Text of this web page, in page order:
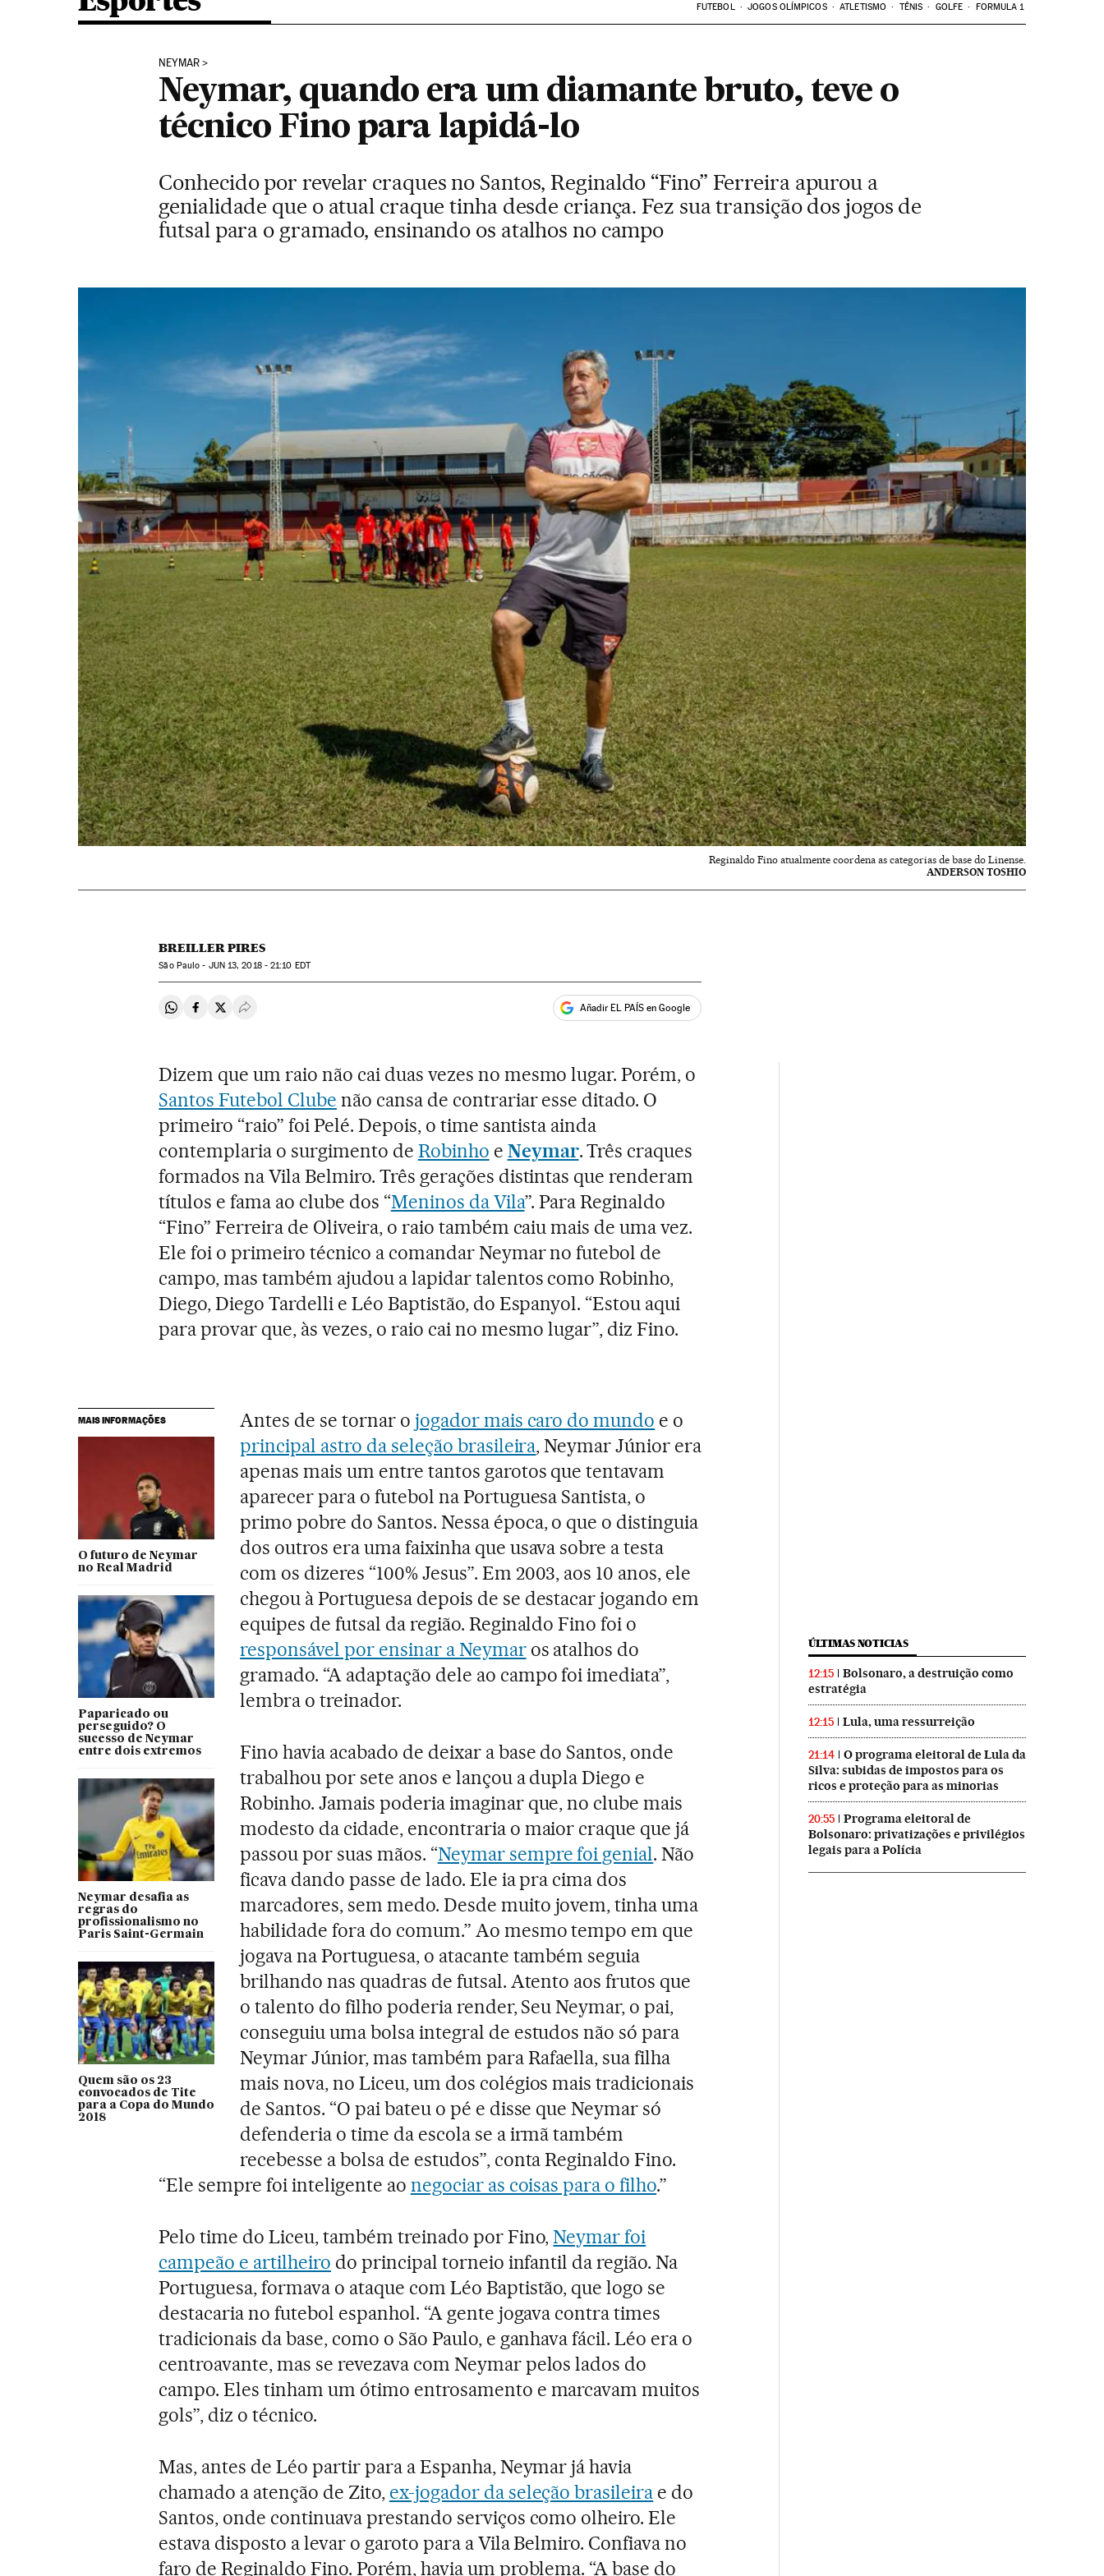
FUTEBOL JOGOS OLÍMPICOS ATLETISMO TÊNIS GOLFE FORMULA 1
NEYMAR
Neymar, quando era um diamante bruto, teve o
técnico Fino para lapidá-lo
Conhecido por revelar craques no Santos, Reginaldo “Fino” Ferreira apurou a
genialidade que o atual craque tinha desde criança. Fez sua transição dos jogos de
futsal para o gramado, ensinando os atalhos no campo
Reginaldo Fino atualmente coordena as categorias de base do Linense.
ANDERSON TOSHIO
BREILLER PIRES
São Paulo - JUN 13, 2018 - 21:10 EDT
Compartir en Whatsapp
Compartir en Facebook
Compartir en Twitter
Desplegar Redes Sociales Añadir EL PAÍS en Google
Dizem que um raio não cai duas vezes no mesmo lugar. Porém, o
Santos Futebol Clube não cansa de contrariar esse ditado. O
primeiro “raio” foi Pelé. Depois, o time santista ainda
contemplaria o surgimento de Robinho e Neymar. Três craques
formados na Vila Belmiro. Três gerações distintas que renderam
títulos e fama ao clube dos “Meninos da Vila”. Para Reginaldo
“Fino” Ferreira de Oliveira, o raio também caiu mais de uma vez.
Ele foi o primeiro técnico a comandar Neymar no futebol de
campo, mas também ajudou a lapidar talentos como Robinho,
Diego, Diego Tardelli e Léo Baptistão, do Espanyol. “Estou aqui
para provar que, às vezes, o raio cai no mesmo lugar”, diz Fino.
MAIS INFORMAÇÕES
O futuro de Neymar
no Real Madrid
Paparicado ou
perseguido? O
sucesso de Neymar
entre dois extremos
Neymar desafia as
regras do
profissionalismo no
Paris Saint-Germain
Quem são os 23
convocados de Tite
para a Copa do Mundo
2018
Antes de se tornar o jogador mais caro do mundo e o
principal astro da seleção brasileira, Neymar Júnior era
apenas mais um entre tantos garotos que tentavam
aparecer para o futebol na Portuguesa Santista, o
primo pobre do Santos. Nessa época, o que o distinguia
dos outros era uma faixinha que usava sobre a testa
com os dizeres “100% Jesus”. Em 2003, aos 10 anos, ele
chegou à Portuguesa depois de se destacar jogando em
equipes de futsal da região. Reginaldo Fino foi o
responsável por ensinar a Neymaros atalhos do
gramado. “A adaptação dele ao campo foi imediata”,
lembra o treinador.
Fino havia acabado de deixar a base do Santos, onde
trabalhou por sete anos e lançou a dupla Diego e
Robinho. Jamais poderia imaginar que, no clube mais
modesto da cidade, encontraria o maior craque que já
passou por suas mãos. “Neymar sempre foi genial. Não
ficava dando passe de lado. Ele ia pra cima dos
marcadores, sem medo. Desde muito jovem, tinha uma
habilidade fora do comum.” Ao mesmo tempo em que
jogava na Portuguesa, o atacante também seguia
brilhando nas quadras de futsal. Atento aos frutos que
o talento do filho poderia render, Seu Neymar, o pai,
conseguiu uma bolsa integral de estudos não só para
Neymar Júnior, mas também para Rafaella, sua filha
mais nova, no Liceu, um dos colégios mais tradicionais
de Santos. “O pai bateu o pé e disse que Neymar só
defenderia o time da escola se a irmã também
recebesse a bolsa de estudos”, conta Reginaldo Fino.
“Ele sempre foi inteligente ao negociar as coisas para o filho.”
Pelo time do Liceu, também treinado por Fino,Neymar foi
campeão e artilheiro do principal torneio infantil da região. Na
Portuguesa, formava o ataque com Léo Baptistão, que logo se
destacaria no futebol espanhol. “A gente jogava contra times
tradicionais da base, como o São Paulo, e ganhava fácil. Léo era o
centroavante, mas se revezava com Neymar pelos lados do
campo. Eles tinham um ótimo entrosamento e marcavam muitos
gols”, diz o técnico.
Mas, antes de Léo partir para a Espanha, Neymar já havia
chamado a atenção de Zito, ex-jogador da seleção brasileira e do
Santos, onde continuava prestando serviços como olheiro. Ele
estava disposto a levar o garoto para a Vila Belmiro. Confiava no
faro de Reginaldo Fino. Porém, havia um problema. “A base do
ÚLTIMAS NOTICIAS
12:15
Bolsonaro, a destruição como
estratégia
12:15 Lula, uma ressurreição
21:14
O programa eleitoral de Lula da
Silva: subidas de impostos para os
ricos e proteção para as minorias
20:55
Programa eleitoral de
Bolsonaro: privatizações e privilégios
legais para a Polícia